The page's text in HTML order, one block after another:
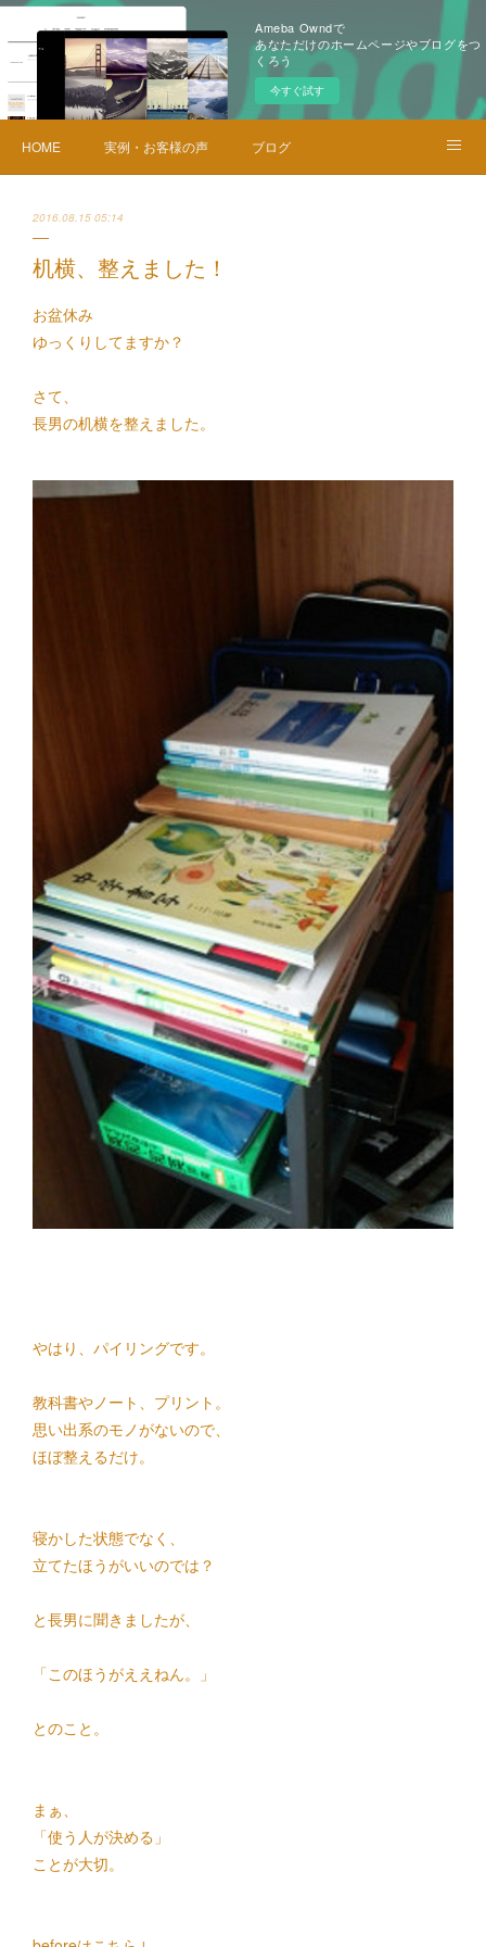
Ameba Owndで
あなただけのホームページやブログをつ
くろう
今すぐ試す
HOME 実例・お客様の声 ブログ
2016.08.15 05:14
机横、整えました！
お盆休み
ゆっくりしてますか？
さて、
長男の机横を整えました。
やはり、 パイリングです。
教科書やノート、プリント。
思い出系のモノがないので、
ほぼ整えるだけ。
寝かした状態でなく、
立てたほうがいいのでは？
と長男に聞きましたが、
「このほうがええねん。」
とのこと。
まぁ、
「使う人が決める」
ことが大切。